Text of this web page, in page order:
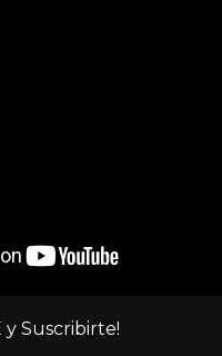
y Suscribirte!